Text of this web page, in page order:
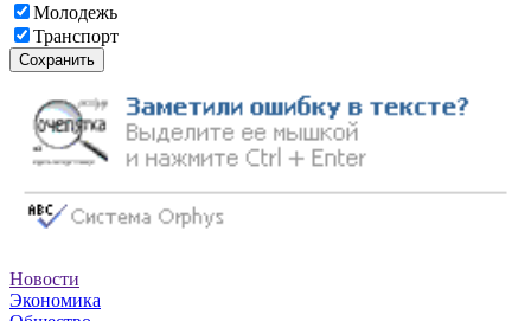
Молодежь
Транспорт
Сохранить
Новости
Экономика